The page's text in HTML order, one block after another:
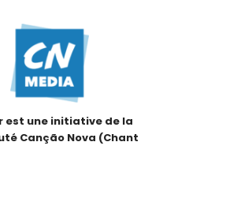
est une initiative de la
Canção Nova (Chant